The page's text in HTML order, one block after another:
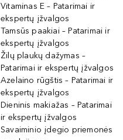
Vitaminas E – Patarimai ir
ekspertų įžvalgos
Tamsūs paakiai – Patarimai ir
ekspertų įžvalgos
Žilų plaukų dažymas –
Patarimai ir ekspertų įžvalgos
Azelaino rūgštis – Patarimai ir
ekspertų įžvalgos
Dieninis makiažas – Patarimai
ir ekspertų įžvalgos
Savaiminio įdegio priemonės